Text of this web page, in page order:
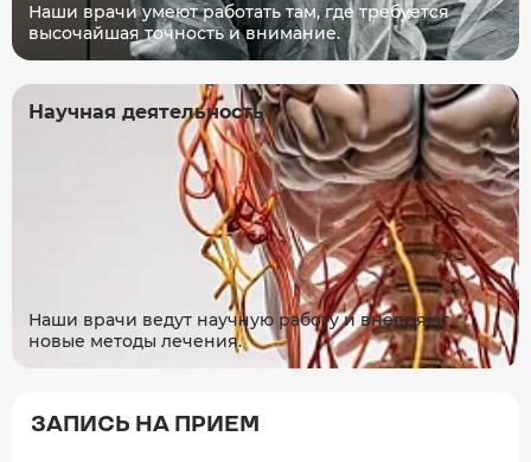
Наши врачи умеют работать там, где требуется
высочайшая точность и внимание.
Научная деятельность
Наши врачи ведут научную работу и внедряют
новые методы лечения.
ЗАПИСЬ НА ПРИЕМ